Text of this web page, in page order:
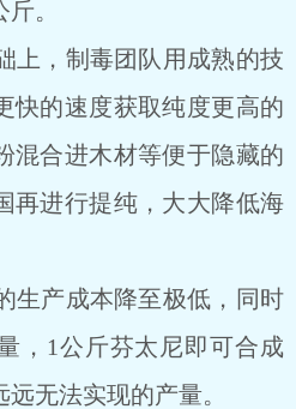
。
，制毒团队用成熟的技
快的速度获取纯度更高的
混合进木材等便于隐藏的
再进行提纯，大大降低海
产成本降至极低，同时
，1公斤芬太尼即可合成
无法实现的产量。